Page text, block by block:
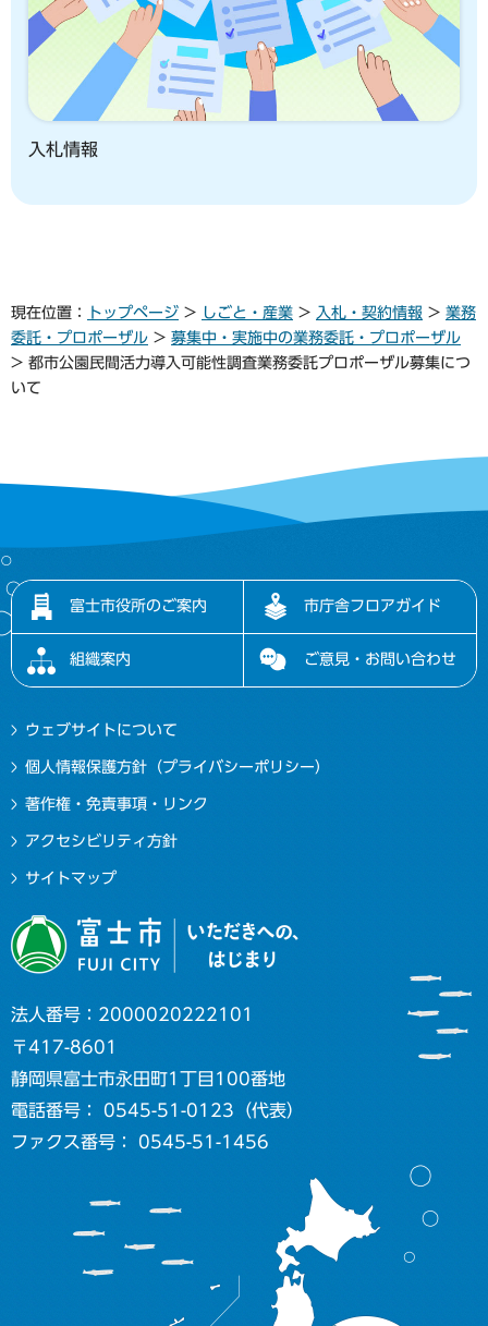
入札情報
現在位置： トップページ > しごと・産業 > 入札・契約情報 > 業務
委託・プロポーザル > 募集中・実施中の業務委託・プロポーザル
> 都市公園民間活力導入可能性調査業務委託プロポーザル募集につ
いて
富士市役所のご案内 市庁舎フロアガイド
組織案内 ご意見・お問い合わせ
ウェブサイトについて
個人情報保護方針（プライバシーポリシー）
著作権・免責事項・リンク
アクセシビリティ方針
サイトマップ
法人番号：2000020222101
〒417-8601
静岡県富士市永田町1丁目100番地
電話番号： 0545-51-0123（代表）
ファクス番号： 0545-51-1456